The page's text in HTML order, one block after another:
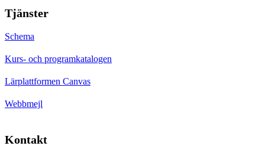
Tjänster
Schema
Kurs- och programkatalogen
Lärplattformen Canvas
Webbmejl
Kontakt